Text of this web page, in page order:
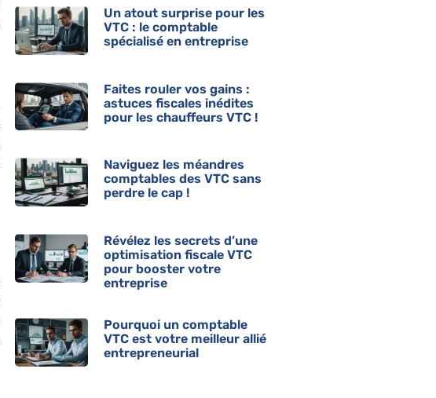
Un atout surprise pour les
VTC : le comptable
spécialisé en entreprise
Faites rouler vos gains :
astuces fiscales inédites
pour les chauffeurs VTC !
Naviguez les méandres
comptables des VTC sans
perdre le cap !
Révélez les secrets d’une
optimisation fiscale VTC
pour booster votre
entreprise
Pourquoi un comptable
VTC est votre meilleur allié
entrepreneurial